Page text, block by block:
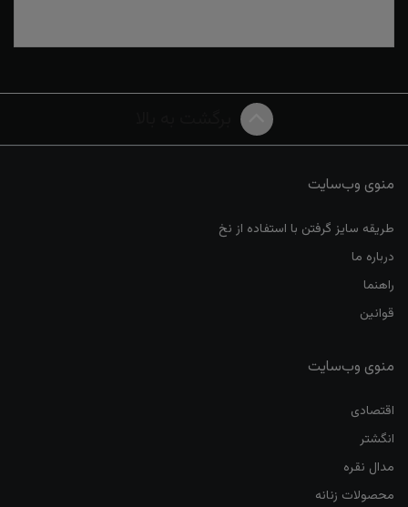
منوی وب‌سایت
طریقه سایز گرفتن با استفاده از نخ
درباره ما
راهنما
قوانین
منوی وب‌سایت
اقتصادی
انگشتر
مدال نقره
محصولات زنانه